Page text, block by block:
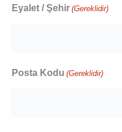
Eyalet / Şehir (Gereklidir)
Posta Kodu (Gereklidir)